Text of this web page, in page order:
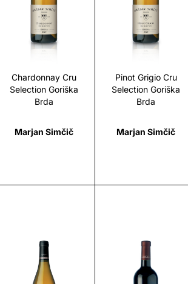
Chardonnay Cru
Selection Goriška
Brda
Marjan Simčič
Scopri
Pinot Grigio Cru
Selection Goriška
Brda
Marjan Simčič
Scopri